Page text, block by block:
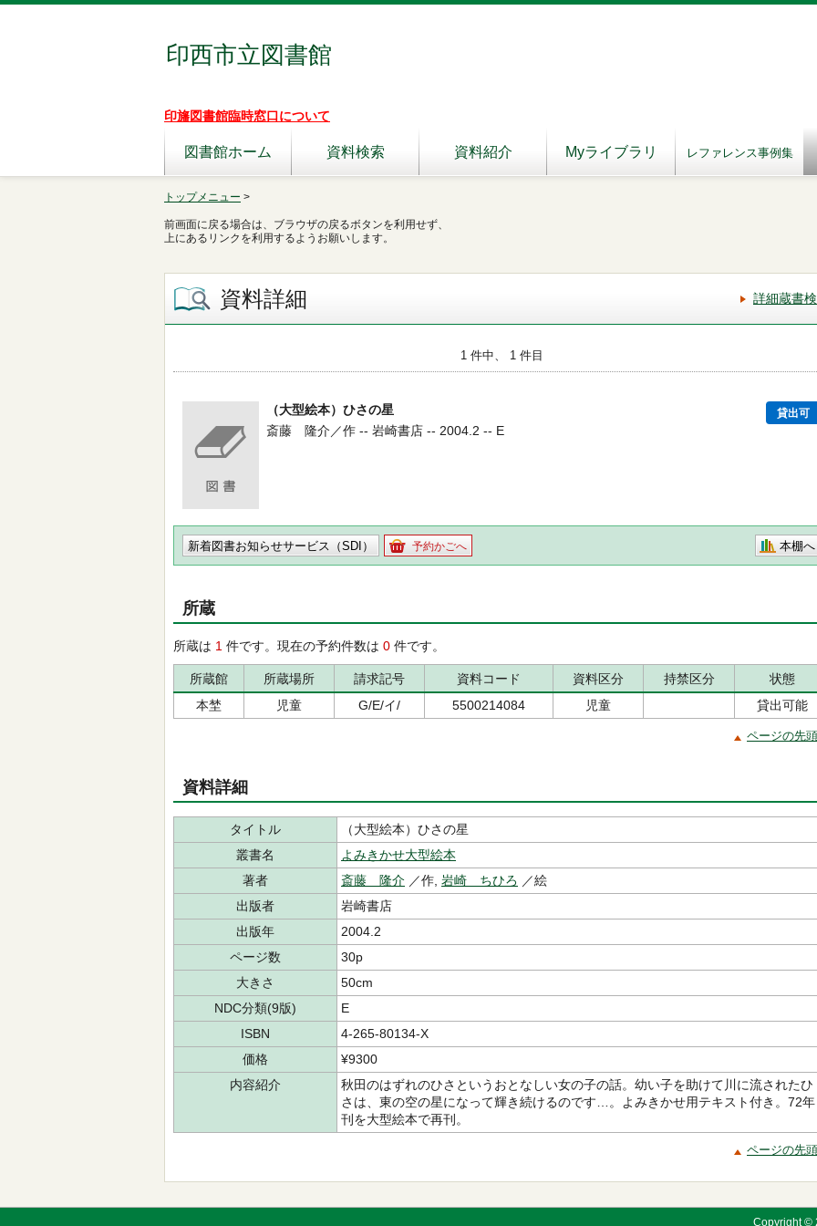
印西市立図書館
印旛図書館臨時窓口について
図書館ホーム 資料検索 資料紹介 Myライブラリ レファレンス事例集
トップメニュー >
前画面に戻る場合は、ブラウザの戻るボタンを利用せず、
上にあるリンクを利用するようお願いします。
資料詳細 詳細蔵書
1 件中、 1 件目
（大型絵本）ひさの星 貸出可
斎藤 隆介／作 -- 岩崎書店 -- 2004.2 -- E
新着図書お知らせサービス（SDI） 予約かごへ 本棚へ
所蔵
所蔵は 1 件です。現在の予約件数は 0 件です。
所蔵館 所蔵場所 請求記号 資料コード 資料区分 持禁区分
状態
本埜
児童 G/E/イ/ 5500214084 児童 貸出可能
ページの先
資料詳細
タイトル
（大型絵本）ひさの星
叢書名
よみきかせ大型絵本
著者
斎藤 隆介 ／作, 岩崎 ちひろ ／絵
出版者
岩崎書店
出版年
2004.2
ページ数
30p
大きさ
50cm
NDC分類(9版)
E
ISBN
4-265-80134-X
価格
¥9300
内容紹介
秋田のはずれのひさというおとなしい女の子の話。幼い子を助けて川に流されたひ
さは、東の空の星になって輝き続けるのです…。よみきかせ用テキスト付き。72年
刊を大型絵本で再刊。
ページの先
Copyright ©